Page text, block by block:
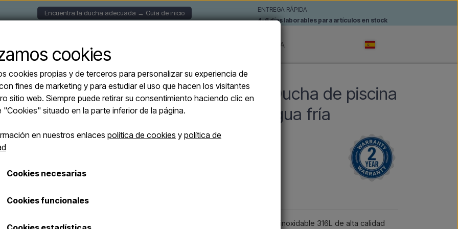
Encuentra la ducha adecuada → Guía de inicio
ENTREGA RÁPIDA
4-6 días laborables para artículos en stock
MARCA
SIMIUS INOX - Ducha de piscina de acero cepillado - agua fría
OFERTAS -10%
Sined SIMIUS INOX - Ducha de piscina
de acero cepillado - agua fría
€ 1.500,00
Excelente ducha de exterior fabricada en acero inoxidable 316L de alta calidad
cookies
cookies propias y de terceros para personalizar su experiencia de
fines de marketing y para estudiar el uso que hacen los visitantes
sitio web. Siempre puede retirar su consentimiento haciendo clic en
"Cookies" situado en la parte inferior de la página.
en nuestros enlaces política de cookies y política de
Cookies necesarias
Cookies funcionales